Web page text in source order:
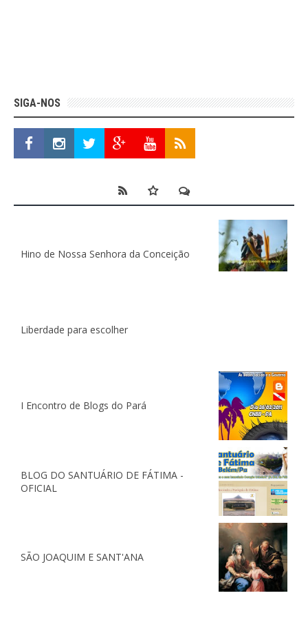
SIGA-NOS
Hino de Nossa Senhora da Conceição
Liberdade para escolher
I Encontro de Blogs do Pará
BLOG DO SANTUÁRIO DE FÁTIMA -
OFICIAL
SÃO JOAQUIM E SANT'ANA